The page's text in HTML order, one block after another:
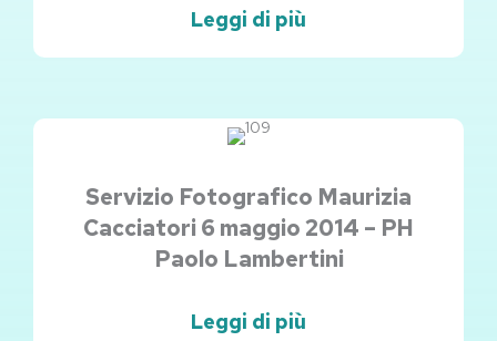
Leggi di più
Servizio Fotografico Maurizia
Cacciatori 6 maggio 2014 – PH
Paolo Lambertini
Leggi di più